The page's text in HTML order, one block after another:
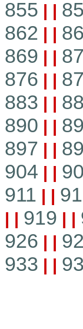
855 | |
862 | |
869 | |
876 | |
883 | |
890 | |
897 | |
904 | |
911 | |
| | 919 | |
926 | |
933 | |